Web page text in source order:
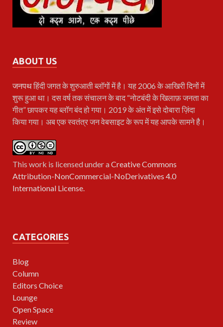
ABOUT US
जनपथहिंदी जगत के शुरुआती ब्लॉगों में है। यह 2006 के आखिरी दिनों में
शुरू हुआ था। दस वर्ष तक संचालन के बाद “नोटबंदी के खिलाफ़ जनता का
गीत” छापकर यह ब्लॉग बंद हो गया। 2019 के अंत में इसे दोबारा ज़िंदा
किया गया। अब एक स्वतंत्र जन वेबसाइट के रूप में यह आपके सामने है।
This work is licensed under aCreative Commons
Attribution-NonCommercial-NoDerivatives 4.0
International License
CATEGORIES
Blog
Column
Editors Choice
Lounge
Open Space
Review